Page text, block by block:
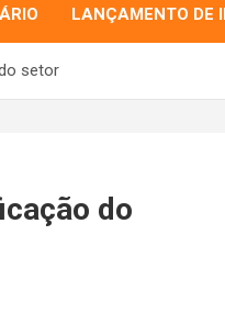
LANÇAMENTO DE
setor
do